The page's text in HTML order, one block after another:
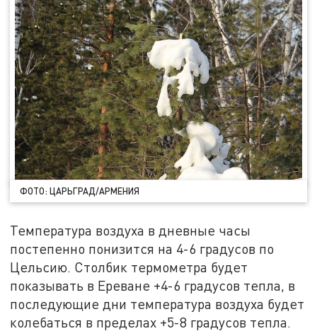
ФОТО: ЦАРЬГРАД/АРМЕНИЯ
Температура воздуха в дневные часы
постепенно понизится на 4-6 градусов по
Цельсию. Столбик термометра будет
показывать в Ереване +4-6 градусов тепла, в
последующие дни температура воздуха будет
колебаться в пределах +5-8 градусов тепла.